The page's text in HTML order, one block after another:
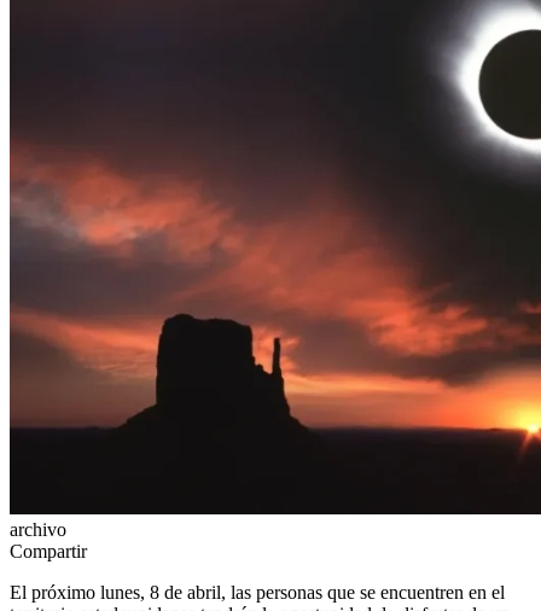
archivo
Compartir
El próximo lunes, 8 de abril, las personas que se encuentren en el